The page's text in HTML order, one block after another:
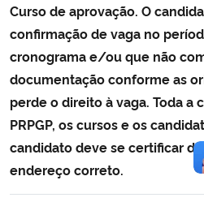
Curso de aprovação. O
confirmação de vaga no
cronograma e/ou que não
documentação conforme as
perde o direito à vaga. Toda a
PRPGP, os cursos e os
candidato deve se certificar
endereço correto.